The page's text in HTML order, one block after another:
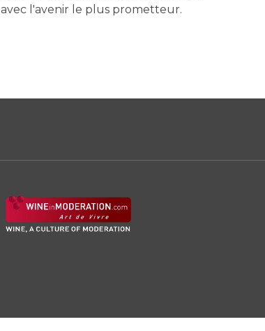
avec l'avenir le plus prometteur.